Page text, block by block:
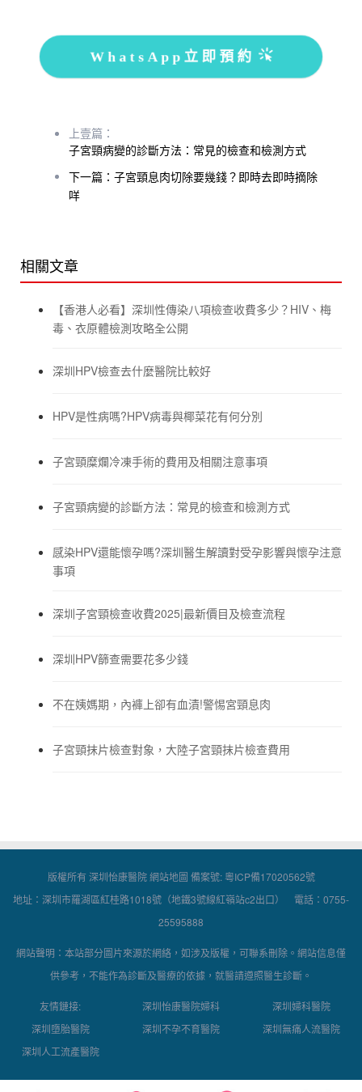
WhatsApp立即預約
上壹篇：
子宮頸病變的診斷方法：常見的檢查和檢測方式
下一篇：子宮頸息肉切除要幾錢？即時去即時摘除
咩
相關文章
【香港人必看】深圳性傳染八項檢查收費多少？HIV、梅
毒、衣原體檢測攻略全公開
深圳HPV檢查去什麼醫院比較好
HPV是性病嗎?HPV病毒與椰菜花有何分別
子宮頸糜爛冷凍手術的費用及相關注意事項
子宮頸病變的診斷方法：常見的檢查和檢測方式
感染HPV還能懷孕嗎?深圳醫生解讀對受孕影響與懷孕注意
事項
深圳子宮頸檢查收費2025|最新價目及檢查流程
深圳HPV篩查需要花多少錢
不在姨媽期，內褲上卻有血漬!警惕宮頸息肉
子宮頸抹片檢查對象，大陸子宮頸抹片檢查費用
版權所有 深圳怡康醫院網站地圖 備案號:粵ICP備17020562號
地址：深圳市羅湖區紅桂路1018號（地鐵3號線紅嶺站c2出口） 電話：0755-
25595888
網站聲明：本站部分圖片來源於網絡，如涉及版權，可聯系刪除。網站信息僅
供參考，不能作為診斷及醫療的依據，就醫請遵照醫生診斷。
友情鏈接: 深圳怡康醫院婦科
深圳婦科醫院
深圳墮胎醫院
深圳不孕不育醫院
深圳無痛人流醫院
深圳人工流產醫院